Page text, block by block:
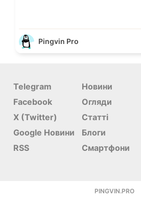
Pingvin Pro
Telegram
Facebook
X (Twitter)
Google Новини
RSS
Новини
Огляди
Статті
Блоги
Смартфони
PINGVIN.PRO